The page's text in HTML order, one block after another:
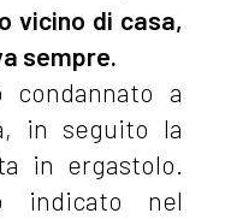
vicino di casa,
sempre.
a
in seguito la
in ergastolo.
indicato nel